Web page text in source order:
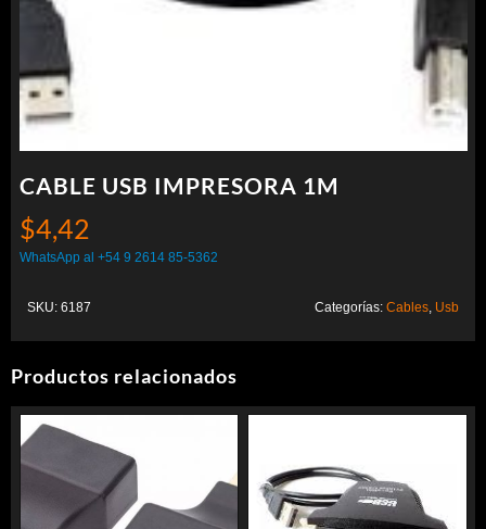
CABLE USB IMPRESORA 1M
$4,42
WhatsApp al +54 9 2614 85-5362
SKU: 6187 Categorías: Cables Usb
Productos relacionados